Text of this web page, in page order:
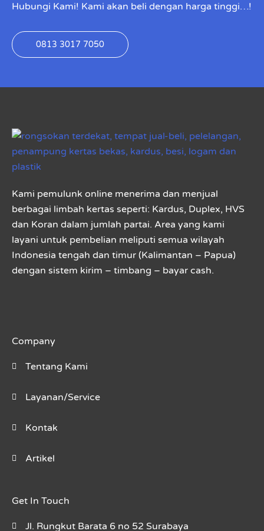
Hubungi Kami! Kami akan beli dengan harga tinggi…!
0813 3017 7050
Kami pemulunk online menerima dan menjual
berbagai limbah kertas seperti: Kardus, Duplex, HVS
dan Koran dalam jumlah partai. Area yang kami
layani untuk pembelian meliputi semua wilayah
Indonesia tengah dan timur (Kalimantan – Papua)
dengan sistem kirim – timbang – bayar cash.
Company
Tentang Kami
Layanan/Service
Kontak
Artikel
Get In Touch
Jl. Rungkut Barata 6 no 52 Surabaya